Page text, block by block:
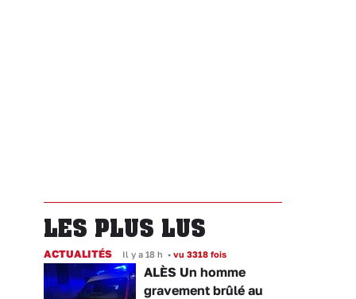
LES PLUS LUS
ACTUALITÉS Il y a 18 h • vu 3318 fois
ALÈS Un homme
gravement brûlé au